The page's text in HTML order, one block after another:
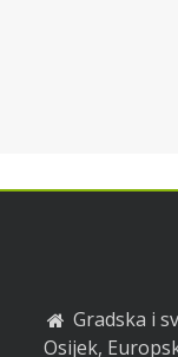
Gradska i
Osijek,